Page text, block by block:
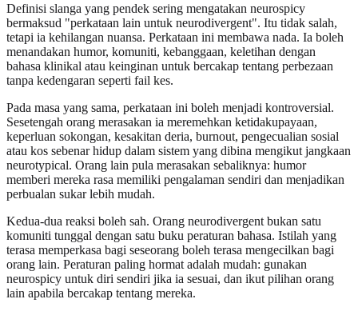
Definisi slanga yang pendek sering mengatakan neurospicy
bermaksud "perkataan lain untuk neurodivergent". Itu tidak salah,
tetapi ia kehilangan nuansa. Perkataan ini membawa nada. Ia boleh
menandakan humor, komuniti, kebanggaan, keletihan dengan
bahasa klinikal atau keinginan untuk bercakap tentang perbezaan
tanpa kedengaran seperti fail kes.
Pada masa yang sama, perkataan ini boleh menjadi kontroversial.
Sesetengah orang merasakan ia meremehkan ketidakupayaan,
keperluan sokongan, kesakitan deria, burnout, pengecualian sosial
atau kos sebenar hidup dalam sistem yang dibina mengikut jangkaan
neurotypical. Orang lain pula merasakan sebaliknya: humor
memberi mereka rasa memiliki pengalaman sendiri dan menjadikan
perbualan sukar lebih mudah.
Kedua-dua reaksi boleh sah. Orang neurodivergent bukan satu
komuniti tunggal dengan satu buku peraturan bahasa. Istilah yang
terasa memperkasa bagi seseorang boleh terasa mengecilkan bagi
orang lain. Peraturan paling hormat adalah mudah: gunakan
neurospicy untuk diri sendiri jika ia sesuai, dan ikut pilihan orang
lain apabila bercakap tentang mereka.